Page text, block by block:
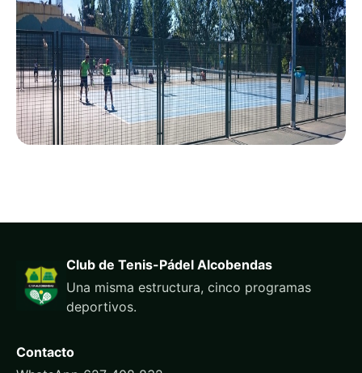
Club de Tenis-Pádel Alcobendas
Una misma estructura, cinco programas
deportivos.
Contacto